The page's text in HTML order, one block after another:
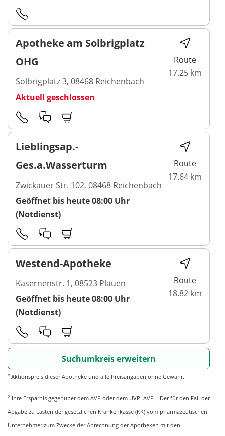
Apotheke am Solbrigplatz
OHG
Solbrigplatz 3, 08468 Reichenbach
Aktuell geschlossen
Route
17.25 km
Lieblingsap.-
Ges.a.Wasserturm
Zwickauer Str. 102, 08468 Reichenbach
Geöffnet bis heute 08:00 Uhr
(Notdienst)
Route
17.64 km
Westend-Apotheke
Kasernenstr. 1, 08523 Plauen
Geöffnet bis heute 08:00 Uhr
(Notdienst)
Route
18.82 km
Suchumkreis erweitern
* Aktionspreis dieser Apotheke und alle Preisangaben ohne Gewähr.
2 Ihre Ersparnis gegenüber dem AVP oder dem UVP. AVP = Der für den Fall der
Abgabe zu Lasten der gesetzlichen Krankenkasse (KK) vom pharmazeutischen
Unternehmer zum Zwecke der Abrechnung der Apotheken mit den